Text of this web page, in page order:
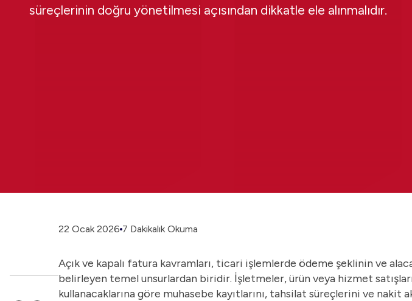
süreçlerinin doğru yönetilmesi açısından dikkatle ele alınmalıdır.
22 Ocak 2026 7 Dakikalık Okuma
Açık ve kapalı fatura kavramları, ticari işlemlerde ödeme şeklinin ve
belirleyen temel unsurlardan biridir. İşletmeler, ürün veya hizmet
kullanacaklarına göre muhasebe kayıtlarını, tahsilat süreçlerini ve nakit